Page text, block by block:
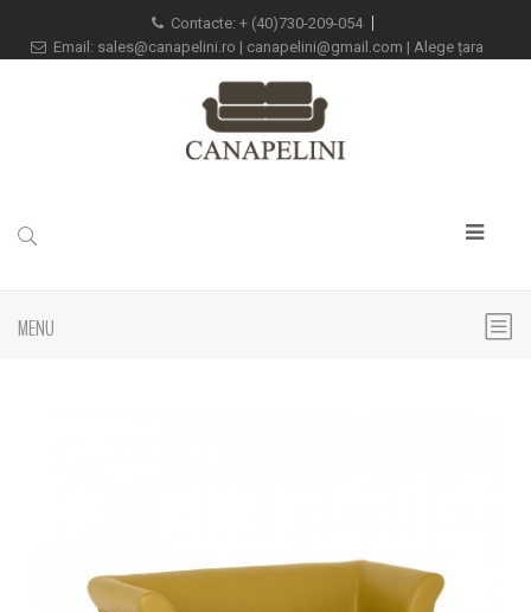
Contacte: + (40)730-209-054
Email: sales@canapelini.ro | canapelini@gmail.com | Alege țara
MENU